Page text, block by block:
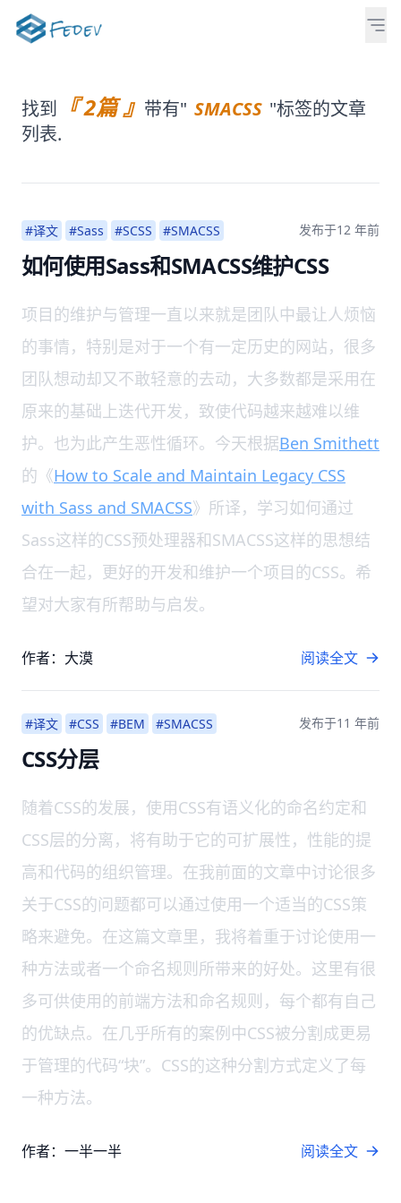
找到 『 2篇 』 带有" SMACSS "标签的文章
列表.
#译文 #Sass #SCSS #SMACSS 发布于12 年前
如何使用Sass和SMACSS维护CSS
项目的维护与管理一直以来就是团队中最让人烦恼
的事情，特别是对于一个有一定历史的网站，很多
团队想动却又不敢轻意的去动，大多数都是采用在
原来的基础上迭代开发，致使代码越来越难以维
护。也为此产生恶性循环。今天根据Ben Smithett
的《How to Scale and Maintain Legacy CSS
with Sass and SMACSS》所译，学习如何通过
Sass这样的CSS预处理器和SMACSS这样的思想结
合在一起，更好的开发和维护一个项目的CSS。希
望对大家有所帮助与启发。
作者：大漠 阅读全文
#译文 #CSS #BEM #SMACSS 发布于11 年前
CSS分层
随着CSS的发展，使用CSS有语义化的命名约定和
CSS层的分离，将有助于它的可扩展性，性能的提
高和代码的组织管理。在我前面的文章中讨论很多
关于CSS的问题都可以通过使用一个适当的CSS策
略来避免。在这篇文章里，我将着重于讨论使用一
种方法或者一个命名规则所带来的好处。这里有很
多可供使用的前端方法和命名规则，每个都有自己
的优缺点。在几乎所有的案例中CSS被分割成更易
于管理的代码“块”。CSS的这种分割方式定义了每
一种方法。
作者：一半一半 阅读全文